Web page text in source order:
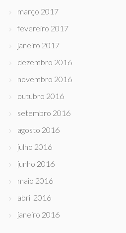
março 2017
fevereiro 2017
janeiro 2017
dezembro 2016
novembro 2016
outubro 2016
setembro 2016
agosto 2016
julho 2016
junho 2016
maio 2016
abril 2016
janeiro 2016